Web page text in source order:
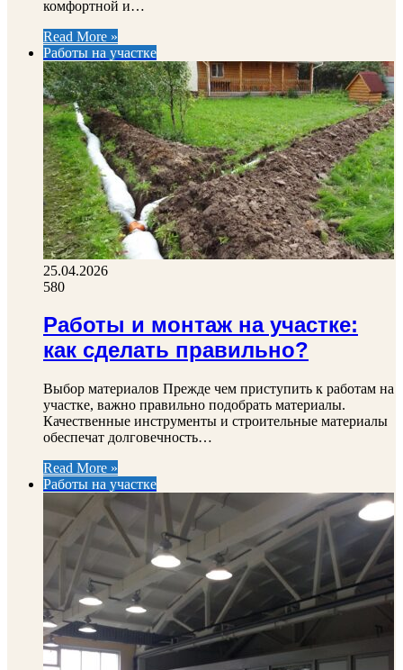
комфортной и…
Read More »
Работы на участке
25.04.2026
580
Работы и монтаж на участке:
как сделать правильно?
Выбор материалов Прежде чем приступить к работам на
участке, важно правильно подобрать материалы.
Качественные инструменты и строительные материалы
обеспечат долговечность…
Read More »
Работы на участке